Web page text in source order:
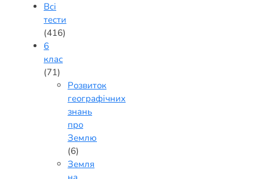
Всі
тести
(416)
6
клас
(71)
Розвиток
географічних
знань
про
Землю
(6)
Земля